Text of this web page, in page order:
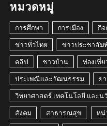
หมวดหมู่
การศึกษา การเมือง กิจ
ข่าวทั่วไทย ข่าวประชาสัม
คลิป ชาวบ้าน ท่องเที่ย
ประเพณีและวัฒนธรรม ย
วิทยาศาสตร์ เทคโนโลยี และน
สังคม สาธารณสุข หน่